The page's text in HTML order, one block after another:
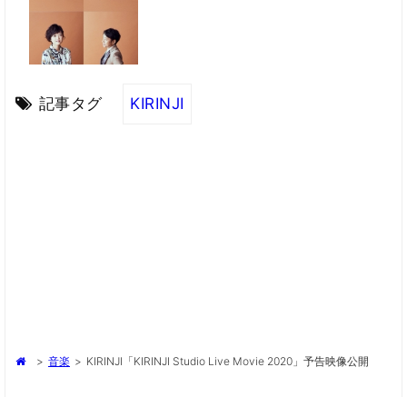
記事タグ KIRINJI
> 音楽 > KIRINJI「KIRINJI Studio Live Movie 2020」予告映像公開